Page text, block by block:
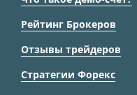
Рейтинг Брокеров
Отзывы трейдеров
Стратегии Форекс